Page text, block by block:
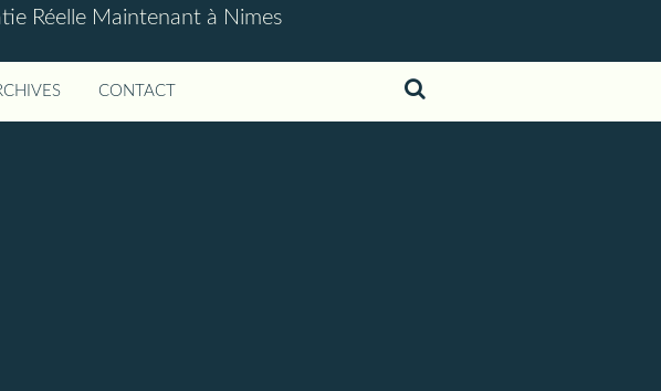
Réelle Maintenant à Nimes
CONTACT